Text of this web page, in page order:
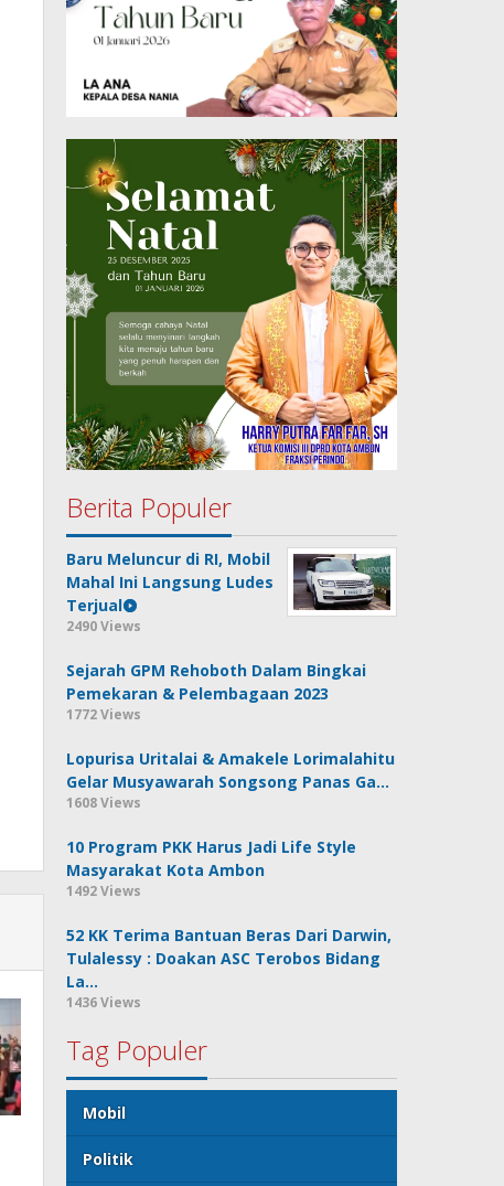
Berita Populer
Baru Meluncur di RI, Mobil
Mahal Ini Langsung Ludes
Terjual
2490 Views
Sejarah GPM Rehoboth Dalam Bingkai
Pemekaran & Pelembagaan 2023
1772 Views
Lopurisa Uritalai & Amakele Lorimalahitu
Gelar Musyawarah Songsong Panas Ga…
1608 Views
10 Program PKK Harus Jadi Life Style
Masyarakat Kota Ambon
1492 Views
52 KK Terima Bantuan Beras Dari Darwin,
Tulalessy : Doakan ASC Terobos Bidang
La…
1436 Views
Tag Populer
Mobil
Politik